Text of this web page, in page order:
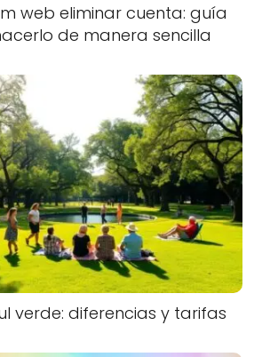
web eliminar cuenta: guía
de manera sencilla
verde: diferencias y tarifas